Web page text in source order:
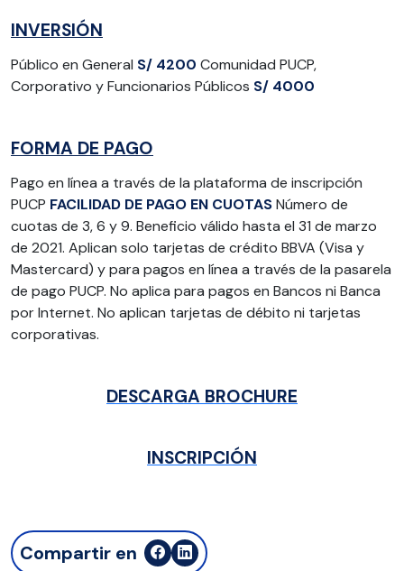
INVERSIÓN
Público en General S/ 4200 Comunidad PUCP,
Corporativo y Funcionarios Públicos S/ 4000
FORMA DE PAGO
Pago en línea a través de la plataforma de inscripción
PUCP FACILIDAD DE PAGO EN CUOTASNúmero de
cuotas de 3, 6 y 9. Beneficio válido hasta el 31 de marzo
de 2021. Aplican solo tarjetas de crédito BBVA (Visa y
Mastercard) y para pagos en línea a través de la pasarela
de pago PUCP. No aplica para pagos en Bancos ni Banca
por Internet. No aplican tarjetas de débito ni tarjetas
corporativas.
DESCARGA BROCHURE
INSCRIPCIÓN
Compartir en